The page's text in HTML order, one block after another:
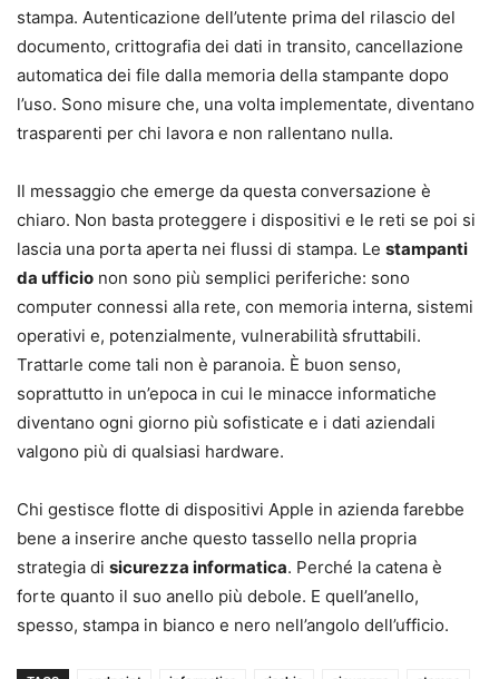
stampa. Autenticazione dell’utente prima del rilascio del
documento, crittografia dei dati in transito, cancellazione
automatica dei file dalla memoria della stampante dopo
l’uso. Sono misure che, una volta implementate, diventano
trasparenti per chi lavora e non rallentano nulla.
Il messaggio che emerge da questa conversazione è
chiaro. Non basta proteggere i dispositivi e le reti se poi si
lascia una porta aperta nei flussi di stampa. Le stampanti
da ufficio non sono più semplici periferiche: sono
computer connessi alla rete, con memoria interna, sistemi
operativi e, potenzialmente, vulnerabilità sfruttabili.
Trattarle come tali non è paranoia. È buon senso,
soprattutto in un’epoca in cui le minacce informatiche
diventano ogni giorno più sofisticate e i dati aziendali
valgono più di qualsiasi hardware.
Chi gestisce flotte di dispositivi Apple in azienda farebbe
bene a inserire anche questo tassello nella propria
strategia di sicurezza informatica. Perché la catena è
forte quanto il suo anello più debole. E quell’anello,
spesso, stampa in bianco e nero nell’angolo dell’ufficio.